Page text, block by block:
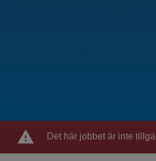
Det här jobbet är inte